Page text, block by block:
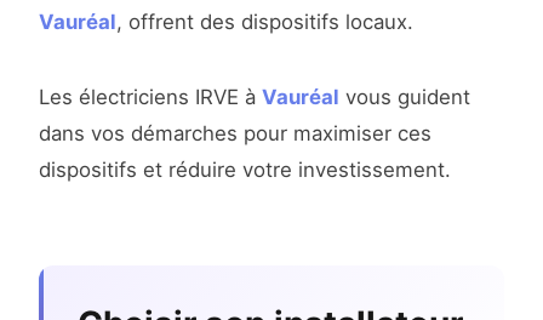
Vauréal, offrent des dispositifs locaux.
Les électriciens IRVE à Vauréal vous guident
dans vos démarches pour maximiser ces
dispositifs et réduire votre investissement.